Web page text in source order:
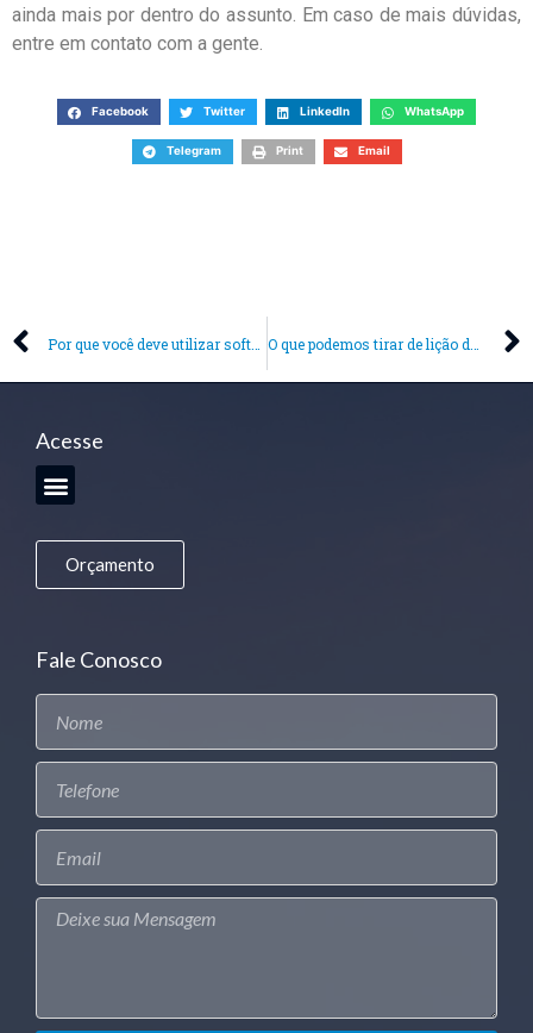
ainda mais por dentro do assunto. Em caso de mais dúvidas,
entre em contato com a gente.
Facebook Twitter LinkedIn WhatsApp
Telegram Print Email
Acesse
Orçamento
Fale Conosco